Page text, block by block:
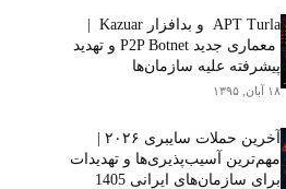
معماری جدید P2P Botnet و تهدید
پیشرفته علیه سازمان‌ها
۱۸ آبان, ۱۳۹۵
مهم‌ترین آسیب‌پذیری‌ها و تهدیدات
برای سازمان‌های ایرانی 1405